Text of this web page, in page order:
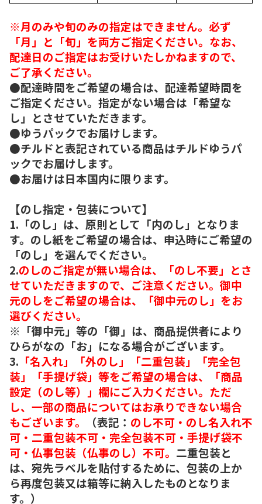
※月のみや旬のみの指定はできません。必ず
「月」と「旬」を両方ご指定ください。なお、
配達日のご指定はお受けいたしかねますので、
ご了承ください。
●配達時間をご希望の場合は、配達希望時間を
ご指定ください。指定がない場合は「希望な
し」とさせていただきます。
●ゆうパックでお届けします。
●チルドと表記されている商品はチルドゆうパ
ックでお届けします。
●お届けは日本国内に限ります。
【のし指定・包装について】
1.「のし」は、原則として「内のし」となりま
す。のし紙をご希望の場合は、申込時にご希望の
「のし」を選んでください。
2.のしのご指定が無い場合は、「のし不要」とさ
せていただきますので、ご注意ください。御中
元のしをご希望の場合は、「御中元のし」をお
選びください。
※「御中元」等の「御」は、商品提供者により
ひらがなの「お」になる場合がございます。
3. 「名入れ」「外のし」「二重包装」「完全包
装」「手提げ袋」等をご希望の場合は、「商品
設定（のし等）」欄にご入力ください。ただ
し、一部の商品についてはお承りできない場合
もございます。
（表記： のし不可・のし名入れ不
可・二重包装不可・完全包装不可・手提げ袋不
可・仏事包装（仏事のし）不可。 二重包装と
は、宛先ラベルを貼付するために、包装の上か
ら再度包装又は箱等に納入したものとなりま
す。）